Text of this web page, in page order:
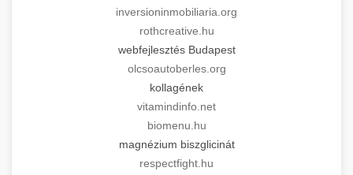
inversioninmobiliaria.org
rothcreative.hu
webfejlesztés Budapest
olcsoautoberles.org
kollagének
vitamindinfo.net
biomenu.hu
magnézium biszglicinát
respectfight.hu